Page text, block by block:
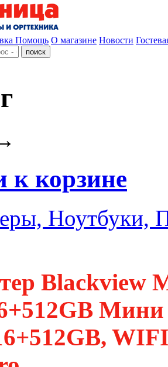
Помощь О магазине Новости
к корзине
Ноутбуки,
Blackview